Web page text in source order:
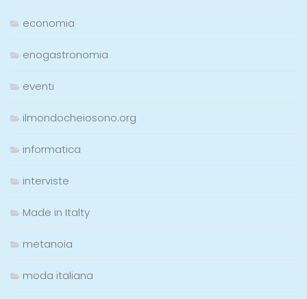
economia
enogastronomia
eventi
ilmondocheiosono.org
informatica
interviste
Made in Italty
metanoia
moda italiana